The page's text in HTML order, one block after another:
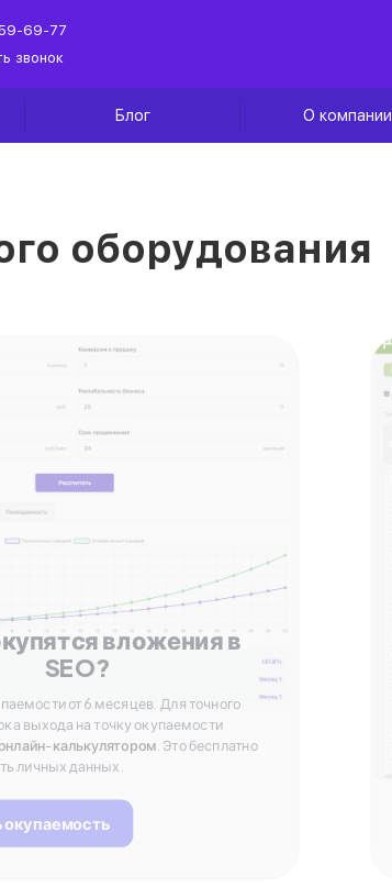
69-77
звонок
Блог О компании
оборудования
вложения в
SEO?
от 6 месяцев. Для точного
выхода на точку окупаемости
калькулятором . Это бесплатно
личных данных.
окупаемость